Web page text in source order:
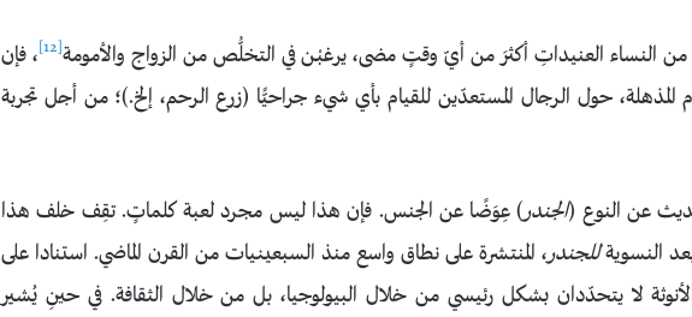
من النساء العنيداتِ أكثرَ من أيّ وقتٍ مضى، يرغبْـن في التخلُّص من الزواج والأمومة[12]
، فإن
المذهلة، حول الرجال المستعدّين للقيام بأي شيء جراحيًّا (زرع الرحم، إلخ.)؛ من أجل تجربة
عن النوع (الجندر) عِوَضًا عن الجنس. فإن هذا ليس مجرد لعبة كلماتٍ. تقِف خلف هذا
النسويةللجندر، المنتشرة على نطاق واسع منذ السبعينيات من القرن الماضي. استنادا على
لا يتحدّدان بشكل رئيسي من خلال البيولوجيا، بل من خلال الثقافة. في حينِ يُشير